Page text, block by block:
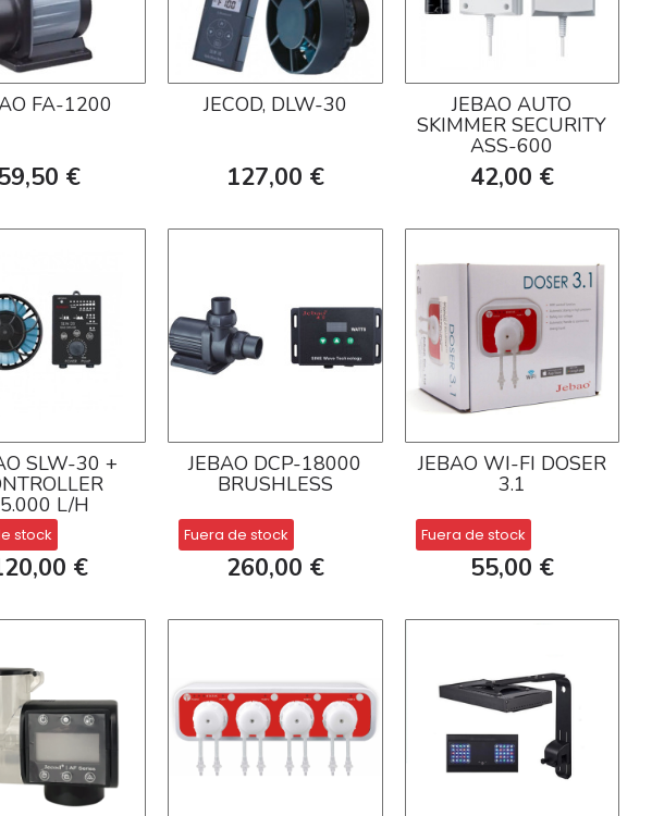
FA-1200
59,50 €
JECOD, DLW-30
127,00 €
JEBAO AUTO
SKIMMER SECURITY
ASS-600
42,00 €
SLW-30 +
L/H
stock
€
JEBAO DCP-18000
BRUSHLESS
Fuera de stock
260,00 €
JEBAO WI-FI DOSER
3.1
Fuera de stock
55,00 €